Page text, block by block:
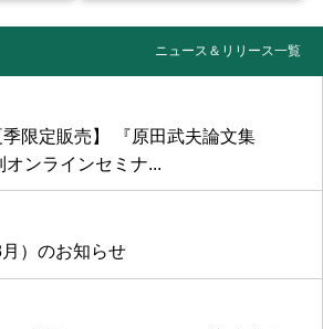
ニュース＆リリース一覧
季限定販売】 『原田武夫論文集
ンラインセミナ...
）のお知らせ